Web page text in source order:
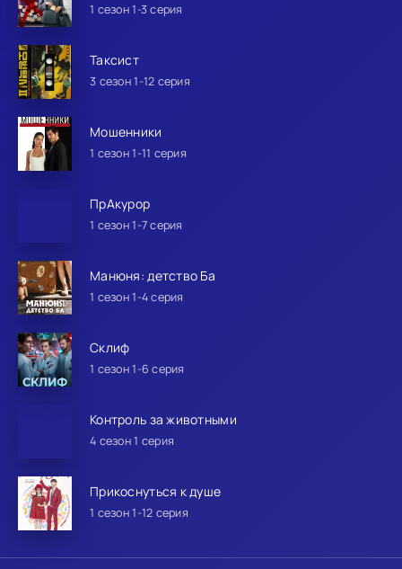
1 сезон 1-3 серия
Таксист
3 сезон 1-12 серия
Мошенники
1 сезон 1-11 серия
ПрАкурор
1 сезон 1-7 серия
Манюня: детство Ба
1 сезон 1-4 серия
Склиф
1 сезон 1-6 серия
Контроль за животными
4 сезон 1 серия
Прикоснуться к душе
1 сезон 1-12 серия